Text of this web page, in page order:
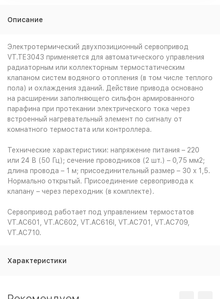
Описание
Электротермический двухпозиционный сервопривод
VT.TE3043 применяется для автоматического управления
радиаторным или коллекторным термостатическим
клапаном систем водяного отопления (в том числе теплого
пола) и охлаждения зданий. Действие привода основано
на расширении заполняющего сильфон армированного
парафина при протекании электрического тока через
встроенный нагревательный элемент по сигналу от
комнатного термостата или контроллера.
Технические характеристики: напряжение питания – 220
или 24 В (50 Гц); сечение проводников (2 шт.) – 0,75 мм2;
длина провода – 1 м; присоединительный размер – 30 x 1,5.
Нормально открытый. Присоединение сервопривода к
клапану – через переходник (в комплекте).
Cервопривод работает под управлением термостатов
VT.AC601, VT.AC602, VT.AC616I, VT.AC701, VT.AC709,
VT.AC710.
Характеристики